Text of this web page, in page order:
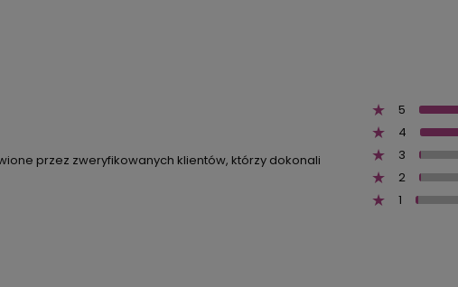
przez zweryfikowanych klientów, którzy dokonali
5
4
3
2
1